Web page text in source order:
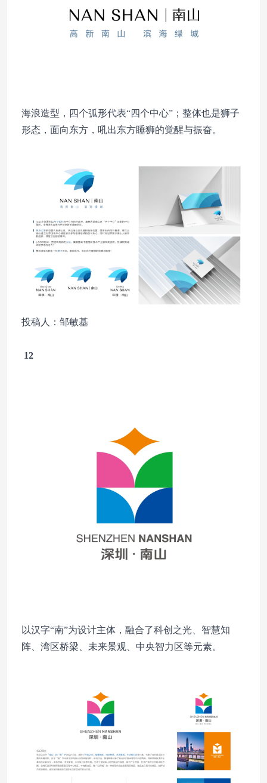
海浪造型，四个弧形代表“四个中心”；整体也是狮子
形态，面向东方，吼出东方睡狮的觉醒与振奋。
投稿人：邹敏基
12
以汉字“南”为设计主体，融合了科创之光、智慧知
阵、湾区桥梁、未来景观、中央智力区等元素。